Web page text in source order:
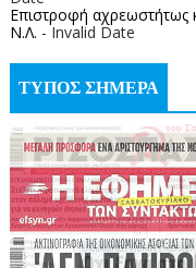
Επιστροφή αχρεωστήτως
Ν.Λ. - Invalid Date
ΤΥΠΟΣ ΣΗΜΕΡΑ